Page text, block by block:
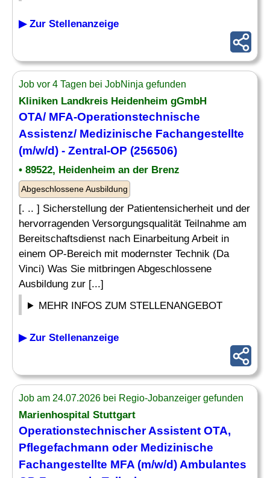
▶ Zur Stellenanzeige
Job vor 4 Tagen bei JobNinja gefunden
Kliniken Landkreis Heidenheim gGmbH
OTA/ MFA-Operationstechnische
Assistenz/ Medizinische Fachangestellte
(m/w/d) - Zentral-OP (256506)
• 89522, Heidenheim an der Brenz
Abgeschlossene Ausbildung
[. .. ] Sicherstellung der Patientensicherheit und der
hervorragenden Versorgungsqualität Teilnahme am
Bereitschaftsdienst nach Einarbeitung Arbeit in
einem OP-Bereich mit modernster Technik (Da
Vinci) Was Sie mitbringen Abgeschlossene
Ausbildung zur [...]
MEHR INFOS ZUM STELLENANGEBOT
▶ Zur Stellenanzeige
Job am 24.07.2026 bei Regio-Jobanzeiger gefunden
Marienhospital Stuttgart
Operationstechnischer Assistent OTA,
Pflegefachmann oder Medizinische
Fachangestellte MFA (m/w/d) Ambulantes